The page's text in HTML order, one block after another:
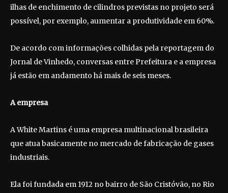
ilhas de enchimento de cilindros previstas no projeto será
possível, por exemplo, aumentar a produtividade em 60%.
De acordo com informações colhidas pela reportagem do
Jornal de Vinhedo, conversas entre Prefeitura e a empresa
já estão em andamento há mais de seis meses.
A empresa
A White Martins é uma empresa multinacional brasileira
que atua basicamente no mercado de fabricação de gases
industriais.
Ela foi fundada em 1912 no bairro de São Cristóvão, no Rio